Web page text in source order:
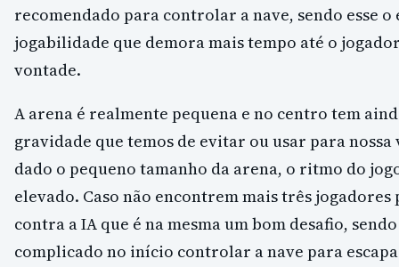
recomendado para controlar a nave, sendo esse o
jogabilidade que demora mais tempo até o
vontade.
A arena é realmente pequena e no centro tem
gravidade que temos de evitar ou usar para nossa
dado o pequeno tamanho da arena, o ritmo do
elevado. Caso não encontrem mais três jogadores
contra a IA que é na mesma um bom desafio,
complicado no início controlar a nave para